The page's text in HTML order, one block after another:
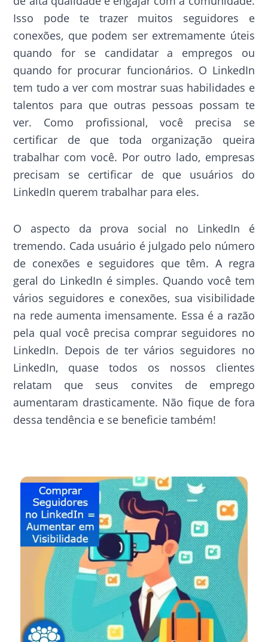
Isso pode te trazer muitos seguidores e
conexões, que podem ser extremamente úteis
quando for se candidatar a empregos ou
quando for procurar funcionários. O LinkedIn
tem tudo a ver com mostrar suas habilidades e
talentos para que outras pessoas possam te
ver. Como profissional, você precisa se
certificar de que toda organização queira
trabalhar com você. Por outro lado, empresas
precisam se certificar de que usuários do
LinkedIn querem trabalhar para eles.
O aspecto da prova social no LinkedIn é
tremendo. Cada usuário é julgado pelo número
de conexões e seguidores que têm. A regra
geral do LinkedIn é simples. Quando você tem
vários seguidores e conexões, sua visibilidade
na rede aumenta imensamente. Essa é a razão
pela qual você precisa comprar seguidores no
LinkedIn. Depois de ter vários seguidores no
LinkedIn, quase todos os nossos clientes
relatam que seus convites de emprego
aumentaram drasticamente. Não fique de fora
dessa tendência e se beneficie também!